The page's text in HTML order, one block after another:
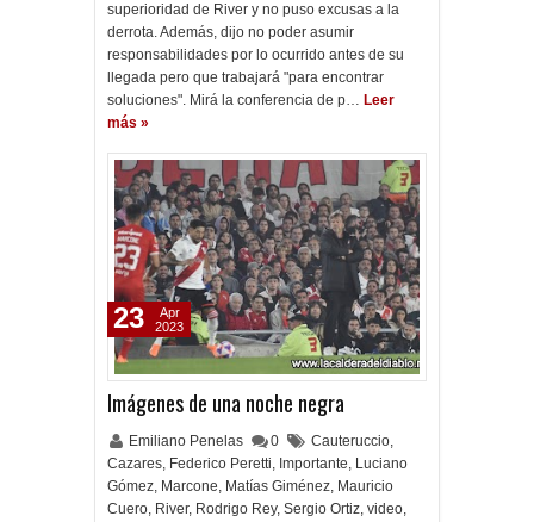
superioridad de River y no puso excusas a la
derrota. Además, dijo no poder asumir
responsabilidades por lo ocurrido antes de su
llegada pero que trabajará "para encontrar
soluciones". Mirá la conferencia de p… Leer
más »
Imágenes de una noche negra
Emiliano Penelas 0 Cauteruccio,
Cazares, Federico Peretti, Importante, Luciano
Gómez, Marcone, Matías Giménez, Mauricio
Cuero, River, Rodrigo Rey, Sergio Ortiz, video,
23
Apr
2023